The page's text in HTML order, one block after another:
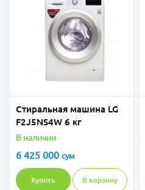
Стиральная машина LG
F2J5NS4W 6 кг
В наличии
6 425 000 сум
Купить В корзину